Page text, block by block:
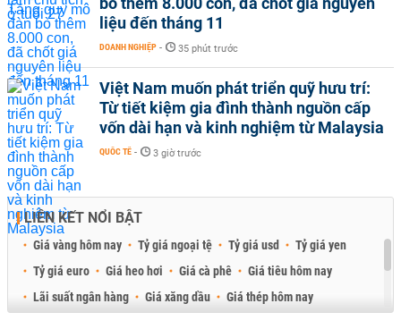
liệu đến tháng 11
DOANH NGHIỆP - 35 phút trước
Việt Nam muốn phát triển quỹ hưu trí:
Từ tiết kiệm gia đình thành nguồn cấp
vốn dài hạn và kinh nghiệm từ Malaysia
QUỐC TẾ - 3 giờ trước
LIÊN KẾT NỔI BẬT
Giá vàng hôm nay Tỷ giá ngoại tệ Tỷ giá usd
Tỷ giá yen
Tỷ giá euro
Giá heo hơi Giá cà phê
Giá tiêu hôm nay
Lãi suất ngân hàng
Giá xăng dầu
Giá thép hôm nay